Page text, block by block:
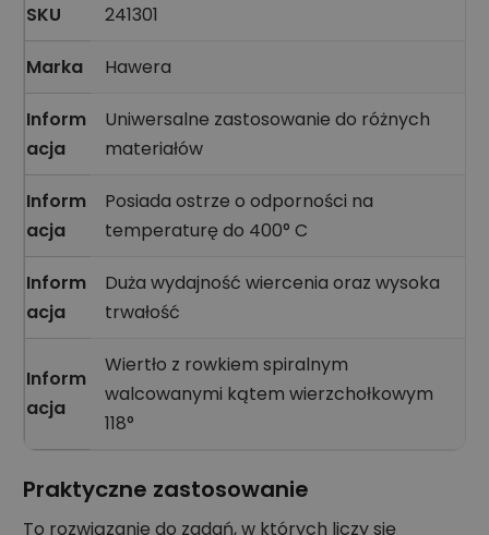
SKU 241301
Marka Hawera
Inform
acja
Uniwersalne zastosowanie do różnych
materiałów
Inform
acja
Posiada ostrze o odporności na
temperaturę do 400° C
Inform
acja
Duża wydajność wiercenia oraz wysoka
trwałość
Inform
acja
Wiertło z rowkiem spiralnym
walcowanymi kątem wierzchołkowym
118°
Praktyczne zastosowanie
To rozwiązanie do zadań, w których liczy się